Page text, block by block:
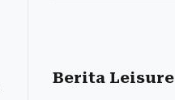
Berita Leisure